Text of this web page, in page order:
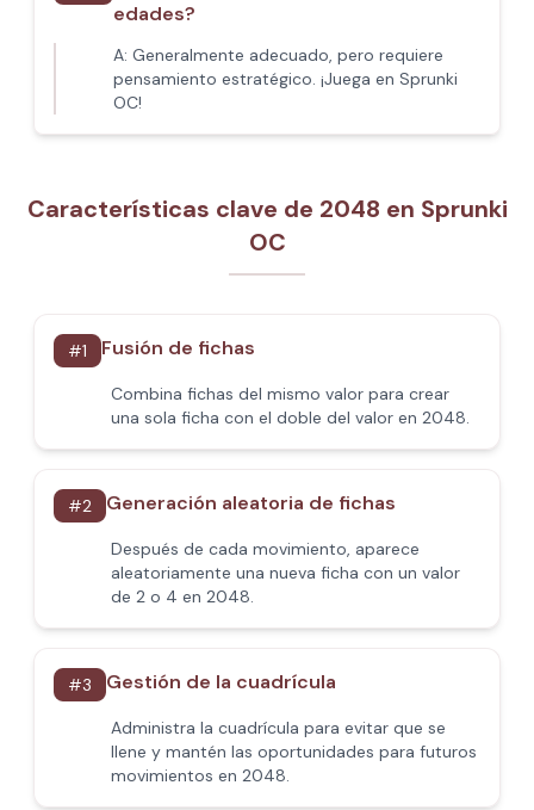
edades?
A: Generalmente adecuado, pero requiere
pensamiento estratégico. ¡Juega en Sprunki
OC!
Características clave de 2048 en Sprunki
OC
#1 Fusión de fichas
Combina fichas del mismo valor para crear
una sola ficha con el doble del valor en 2048.
#2 Generación aleatoria de fichas
Después de cada movimiento, aparece
aleatoriamente una nueva ficha con un valor
de 2 o 4 en 2048.
#3 Gestión de la cuadrícula
Administra la cuadrícula para evitar que se
llene y mantén las oportunidades para futuros
movimientos en 2048.